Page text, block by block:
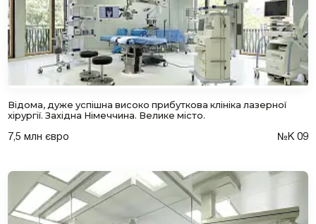
Відома, дуже успішна високо прибуткова клініка лазерної
хірургії. Західна Німеччина. Велике місто.
7,5 млн євро №К 09